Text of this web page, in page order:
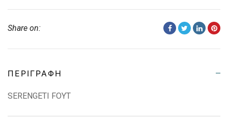
Share on:
ΠΕΡΙΓΡΑΦΉ
SERENGETI FOYT